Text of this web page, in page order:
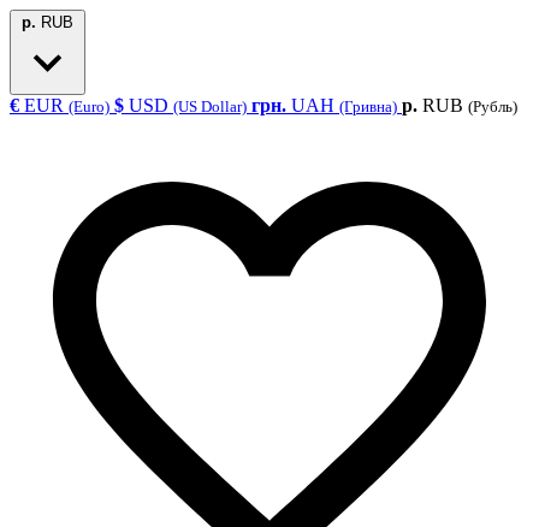
р. RUB
€ EUR (Euro) $ USD (US Dollar) грн. UAH (Гривна) р. RUB (Рубль)